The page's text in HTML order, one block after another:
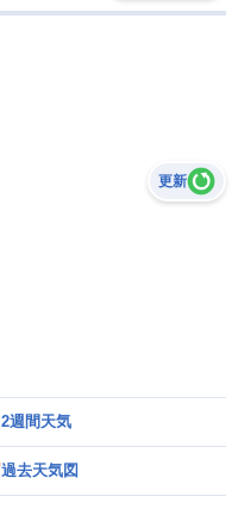
更新
2週間天気
過去天気図